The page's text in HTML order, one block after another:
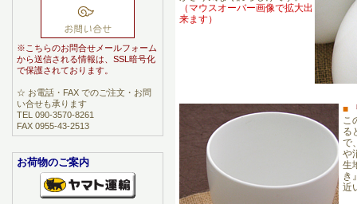
（マウスオーバー画像で拡大出
来ます）
■
こ
る
で
や
生
き
近
※こちらのお問合せメールフォーム
から送信される情報は、SSL暗号化
で保護されております。
☆ お電話・FAX でのご注文・お問
い合せも承ります
TEL 090-3570-8261
FAX 0955-43-2513
お荷物のご案内